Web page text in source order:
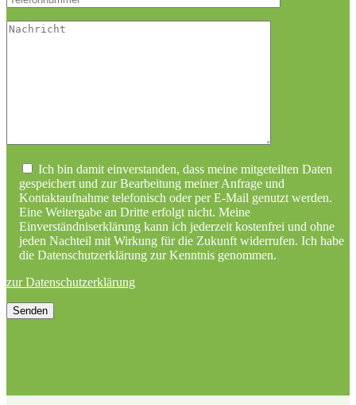
Bitte lasse
Ich bin damit einverstanden, dass meine mitgeteilten Daten
gespeichert und zur Bearbeitung meiner Anfrage und
Kontaktaufnahme telefonisch oder per E-Mail genutzt werden.
Eine Weitergabe an Dritte erfolgt nicht. Meine
Einverständniserklärung kann ich jederzeit kostenfrei und ohne
jeden Nachteil mit Wirkung für die Zukunft widerrufen. Ich habe
die Datenschutzerklärung zur Kenntnis genommen.
zur Datenschutzerklärung